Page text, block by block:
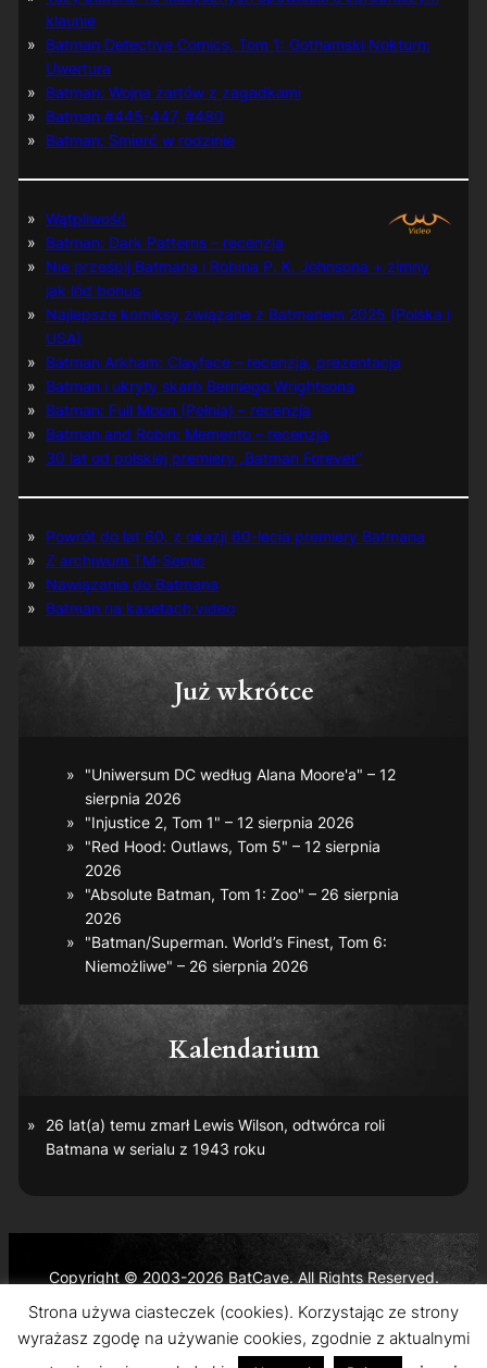
klaunie
Batman Detective Comics, Tom 1: Gothamski Nokturn:
Uwertura
Batman: Wojna żartów z zagadkami
Batman #445-447, #480
Batman: Śmierć w rodzinie
Wątpliwość
Batman: Dark Patterns – recenzja
Nie prześpij Batmana i Robina P. K. Johnsona + zimny
jak lód bonus
Najlepsze komiksy związane z Batmanem 2025 (Polska i
USA)
Batman Arkham: Clayface – recenzja, prezentacja
Batman i ukryty skarb Berniego Wrightsona
Batman: Full Moon (Pełnia) – recenzja
Batman and Robin: Memento – recenzja
30 lat od polskiej premiery „Batman Forever”
Powrót do lat 60. z okazji 60-lecia premiery Batmana
Z archiwum TM-Semic
Nawiązania do Batmana
Batman na kasetach video
Już wkrótce
"Uniwersum DC według Alana Moore'a" – 12
sierpnia 2026
"Injustice 2, Tom 1" – 12 sierpnia 2026
"Red Hood: Outlaws, Tom 5" – 12 sierpnia
2026
"Absolute Batman, Tom 1: Zoo" – 26 sierpnia
2026
"Batman/Superman. World’s Finest, Tom 6:
Niemożliwe" – 26 sierpnia 2026
Kalendarium
26 lat(a) temu zmarł Lewis Wilson, odtwórca roli
Batmana w serialu z 1943 roku
Copyright © 2003-2026 BatCave. All Rights Reserved.
Batman and all related characters and elements are the
trademarks of © DC Comics and Warner Bros. Entertainment
Inc.
Strona używa ciasteczek (cookies). Korzystając ze strony
wyrażasz zgodę na używanie cookies, zgodnie z aktualnymi